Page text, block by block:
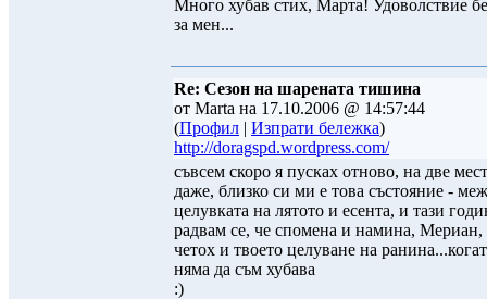
Много хубав стих, Марта! Удоволствие
за мен...
Re: Сезон на шарената тишина
от Marta на 17.10.2006 @ 14:57:44
(Профил | Изпрати бележка)
http://doragspd.wordpress.com/
съвсем скоро я пусках отново, на две
даже, близко си ми е това състояние -
целувката на лятото и есента, и тази
радвам се, че спомена и намина, Мериан,
четох и твоето целуване на
няма да съм хубава
:)